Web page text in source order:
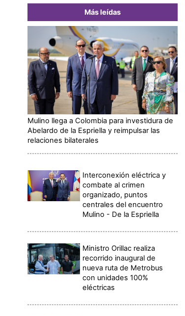
Más leídas
Mulino llega a Colombia para investidura de
Abelardo de la Espriella y reimpulsar las
relaciones bilaterales
Interconexión eléctrica y
combate al crimen
organizado, puntos
centrales del encuentro
Mulino - De la Espriella
Ministro Orillac realiza
recorrido inaugural de
nueva ruta de Metrobus
con unidades 100%
eléctricas